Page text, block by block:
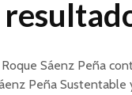
Sáenz Peña
Peña Sustentable